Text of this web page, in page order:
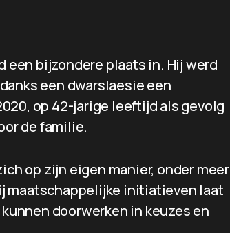
een bijzondere plaats in. Hij werd
een dwarslaesie een
op 42-jarige leeftijd als gevolg
de familie.
op zijn eigen manier, onder meer
maatschappelijke initiatieven laat
doorwerken in keuzes en